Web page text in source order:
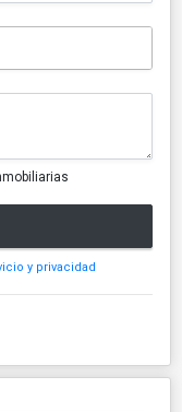
y privacidad